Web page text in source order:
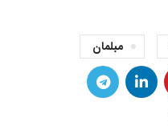
مبلمان